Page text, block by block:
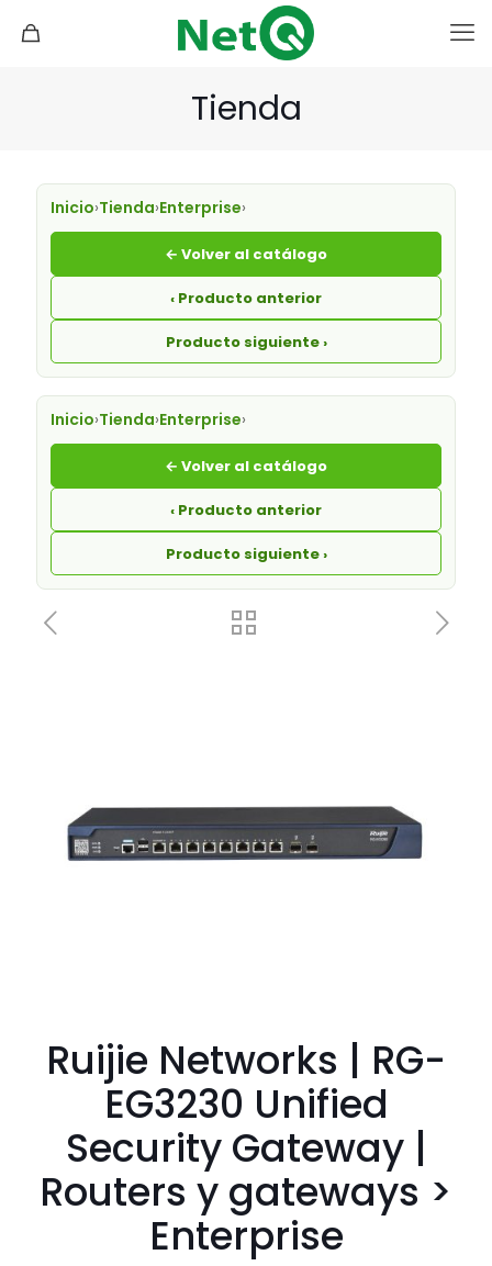
Tienda
Inicio›Tienda›Enterprise›
← Volver al catálogo
‹ Producto anterior
Producto siguiente ›
Inicio›Tienda›Enterprise›
← Volver al catálogo
‹ Producto anterior
Producto siguiente ›
Ruijie Networks | RG-
EG3230 Unified
Security Gateway |
Routers y gateways >
Enterprise